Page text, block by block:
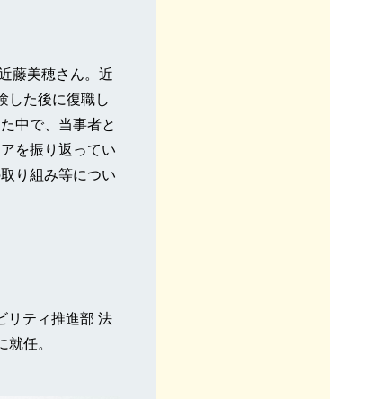
藤美穂さん。近
した後に復職し
中で、当事者と
を振り返ってい
り組み等につい
リティ推進部 法
任。